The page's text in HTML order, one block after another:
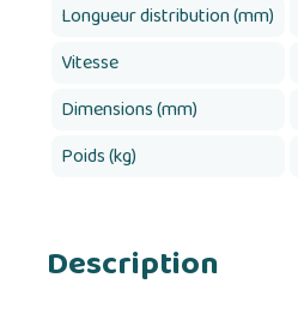
Longueur distribution (mm)
Vitesse
Dimensions (mm)
Poids (kg)
Description